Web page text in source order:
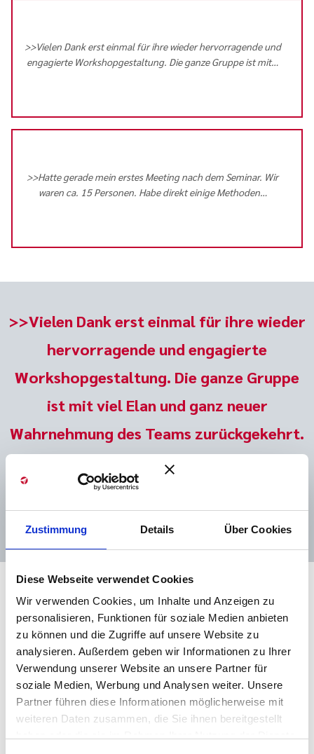
Zustimmung Details Über Cookies
Diese Webseite verwendet Cookies
Wir verwenden Cookies, um Inhalte und Anzeigen zu
personalisieren, Funktionen für soziale Medien anbieten
zu können und die Zugriffe auf unsere Website zu
analysieren. Außerdem geben wir Informationen zu Ihrer
Verwendung unserer Website an unsere Partner für
soziale Medien, Werbung und Analysen weiter. Unsere
Partner führen diese Informationen möglicherweise mit
weiteren Daten zusammen, die Sie ihnen bereitgestellt
>>Vielen Dank erst einmal für ihre wieder hervorragende und
engagierte Workshopgestaltung. Die ganze Gruppe ist mit…
>>Hatte gerade mein erstes Meeting nach dem Seminar. Wir
waren ca. 15 Personen. Habe direkt einige Methoden…
>>Vielen Dank erst einmal für ihre wieder
hervorragende und engagierte
Workshopgestaltung. Die ganze Gruppe
ist mit viel Elan und ganz neuer
Wahrnehmung des Teams zurückgekehrt.
Es ist eine Freude zu sehen, wie intensiv
jetzt zwischen den Kontinenten
kommuniziert wird.<<
Consensa-Gründerin Daniela Mayrshofer hat die